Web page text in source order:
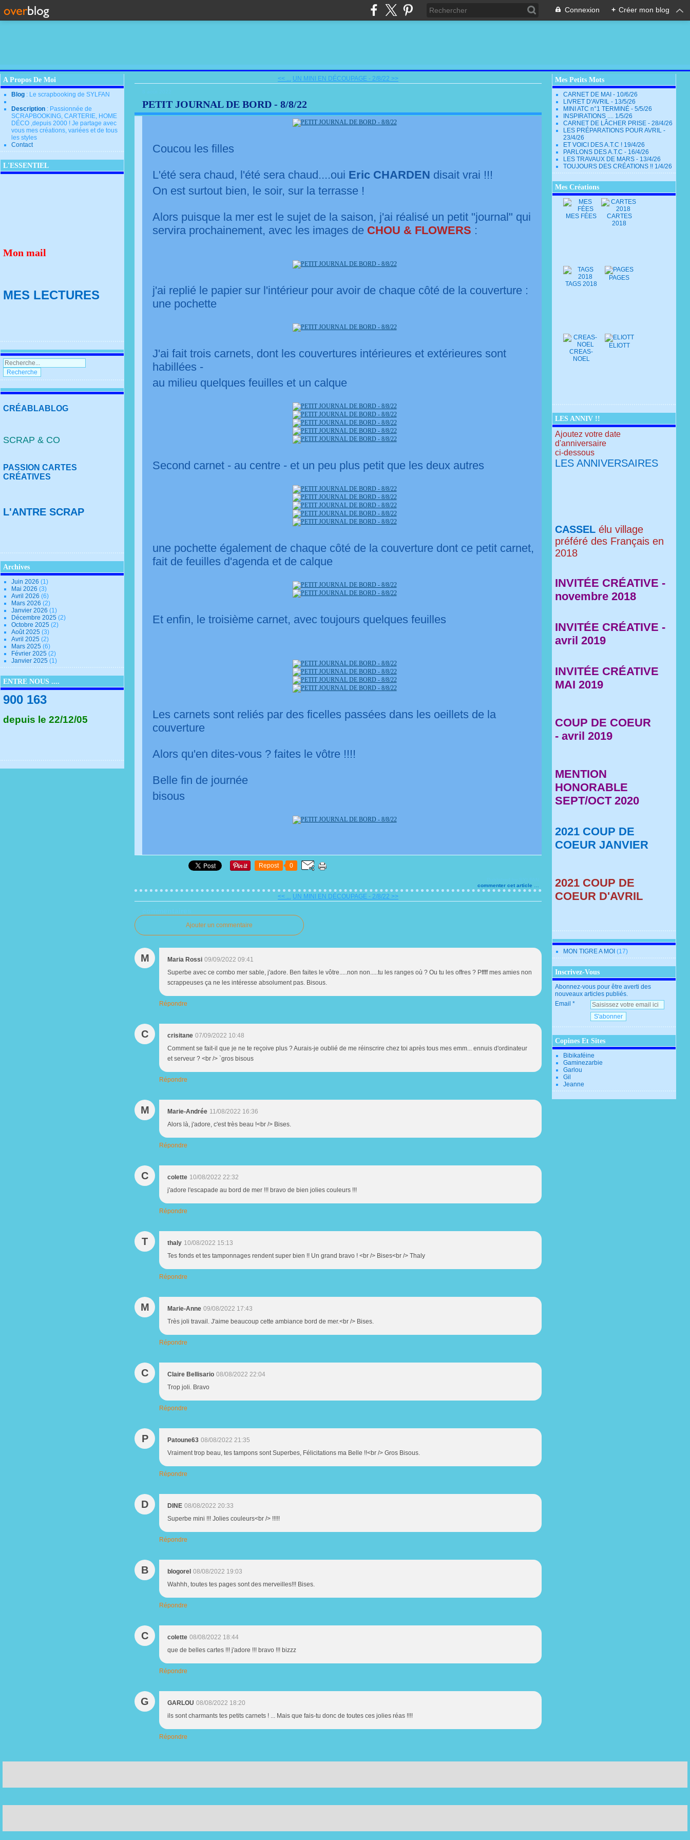
Connexion + Créer mon blog
A Propos De Moi
Blog : Le scrapbooking de SYLFAN
Description : Passionnée de
SCRAPBOOKING, CARTERIE, HOME
DÉCO ,depuis 2000 ! Je partage avec
vous mes créations, variées et de tous
les styles
Contact
L'ESSENTIEL
Mon mail
MES LECTURES
CRÉABLABLOG
SCRAP & CO
PASSION CARTES
CRÉATIVES
L'ANTRE SCRAP
Archives
Juin 2026(1)
Mai 2026(3)
Avril 2026(6)
Mars 2026(2)
Janvier 2026(1)
Décembre 2025(2)
Octobre 2025(2)
Août 2025(3)
Avril 2025(2)
Mars 2025(6)
Février 2025(2)
Janvier 2025(1)
ENTRE NOUS ....
900 163
depuis le 22/12/05
<< ... UN MINI EN DÉCOUPAGE - 2/8/22 >>
PETIT JOURNAL DE BORD - 8/8/22
Coucou les filles
L'été sera chaud, l'été sera chaud....oui Eric CHARDEN disait vrai !!!
On est surtout bien, le soir, sur la terrasse !
Alors puisque la mer est le sujet de la saison, j'ai réalisé un petit "journal" qui
servira prochainement, avec les images de CHOU & FLOWERS :
j'ai replié le papier sur l'intérieur pour avoir de chaque côté de la couverture :
une pochette
J'ai fait trois carnets, dont les couvertures intérieures et extérieures sont
habillées -
au milieu quelques feuilles et un calque
Second carnet - au centre - et un peu plus petit que les deux autres
une pochette également de chaque côté de la couverture dont ce petit carnet,
fait de feuilles d'agenda et de calque
Et enfin, le troisième carnet, avec toujours quelques feuilles
Les carnets sont reliés par des ficelles passées dans les oeillets de la
couverture
Alors qu'en dites-vous ? faites le vôtre !!!!
Belle fin de journée
bisous
Repost 0
commenter cet article
<< ... UN MINI EN DÉCOUPAGE - 2/8/22 >>
Ajouter un commentaire
M Maria Rossi 09/09/2022 09:41
Superbe avec ce combo mer sable, j'adore. Ben faites le vôtre.....non non.....tu les ranges où ? Ou tu les offres ? Pffff mes amies non
scrappeuses ça ne les intéresse absolument pas. Bisous.
Répondre
C crisitane 07/09/2022 10:48
Comment se fait-il que je ne te reçoive plus ? Aurais-je oublié de me réinscrire chez toi après tous mes emm... ennuis d'ordinateur
et serveur ? <br /> `gros bisous
Répondre
M Marie-Andrée 11/08/2022 16:36
Alors là, j'adore, c'est très beau !<br /> Bises.
Répondre
C colette 10/08/2022 22:32
j'adore l'escapade au bord de mer !!! bravo de bien jolies couleurs !!!
Répondre
T thaly 10/08/2022 15:13
Tes fonds et tes tamponnages rendent super bien !! Un grand bravo ! <br /> Bises<br /> Thaly
Répondre
M Marie-Anne 09/08/2022 17:43
Très joli travail. J'aime beaucoup cette ambiance bord de mer.<br /> Bises.
Répondre
C Claire Bellisario 08/08/2022 22:04
Trop joli. Bravo
Répondre
P Patoune63 08/08/2022 21:35
Vraiment trop beau, tes tampons sont Superbes, Félicitations ma Belle !!<br /> Gros Bisous.
Répondre
D DINE 08/08/2022 20:33
Superbe mini !!! Jolies couleurs<br /> !!!!!
Répondre
B blogorel 08/08/2022 19:03
Wahhh, toutes tes pages sont des merveilles!!! Bises.
Répondre
C colette 08/08/2022 18:44
que de belles cartes !!! j'adore !!! bravo !!! bizzz
Répondre
G GARLOU 08/08/2022 18:20
ils sont charmants tes petits carnets ! ... Mais que fais-tu donc de toutes ces jolies réas !!!!
Répondre
Mes Petits Mots
CARNET DE MAI - 10/6/26
LIVRET D'AVRIL - 13/5/26
MINI ATC n°1 TERMINÉ - 5/5/26
INSPIRATIONS .... 1/5/26
CARNET DE LÂCHER PRISE - 28/4/26
LES PRÉPARATIONS POUR AVRIL -
23/4/26
ET VOICI DES A.T.C ! 19/4/26
PARLONS DES A.T.C - 16/4/26
LES TRAVAUX DE MARS - 13/4/26
TOUJOURS DES CRÉATIONS !! 1/4/26
Mes Créations
MES FÉES
CARTES
2018
TAGS 2018
PAGES
CREAS-
NOEL
ELIOTT
LES ANNIV !!
Ajoutez votre date
d'anniversaire
ci-dessous
LES ANNIVERSAIRES
CASSEL élu village
préféré des Français en
2018
INVITÉE CRÉATIVE -
novembre 2018
INVITÉE CRÉATIVE -
avril 2019
INVITÉE CRÉATIVE
MAI 2019
COUP DE COEUR
- avril 2019
MENTION
HONORABLE
SEPT/OCT 2020
2021 COUP DE
COEUR JANVIER
2021 COUP DE
COEUR D'AVRIL
MON TIGRE A MOI (17)
Inscrivez-Vous
Abonnez-vous pour être averti des
nouveaux articles publiés.
Email
Copines Et Sites
Bibikaféine
Gaminezarbie
Garlou
Gil
Jeanne